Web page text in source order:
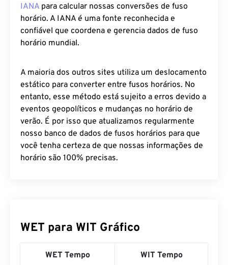
IANA para calcular nossas conversões de fuso
horário. A IANA é uma fonte reconhecida e
confiável que coordena e gerencia dados de fuso
horário mundial.
A maioria dos outros sites utiliza um deslocamento
estático para converter entre fusos horários. No
entanto, esse método está sujeito a erros devido a
eventos geopolíticos e mudanças no horário de
verão. É por isso que atualizamos regularmente
nosso banco de dados de fusos horários para que
você tenha certeza de que nossas informações de
horário são 100% precisas.
WET para WIT Gráfico
WET Tempo WIT Tempo